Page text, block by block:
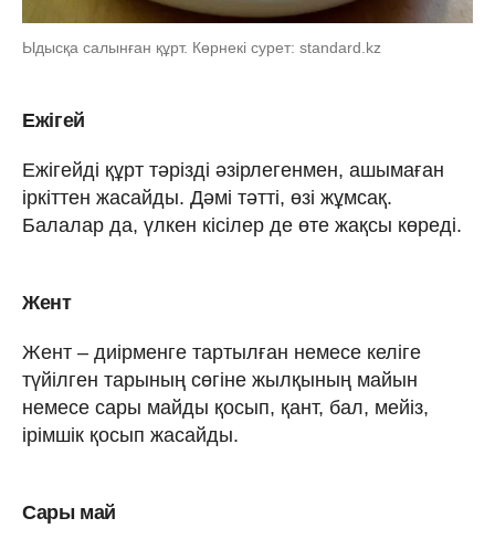
Ыдысқа салынған құрт. Көрнекі сурет: standard.kz
Ежігей
Ежігейді құрт тәрізді әзірлегенмен, ашымаған
іркіттен жасайды. Дәмі тәтті, өзі жұмсақ.
Балалар да, үлкен кісілер де өте жақсы көреді.
Жент
Жент – диірменге тартылған немесе келіге
түйілген тарының сөгіне жылқының майын
немесе сары майды қосып, қант, бал, мейіз,
ірімшік қосып жасайды.
Сары май